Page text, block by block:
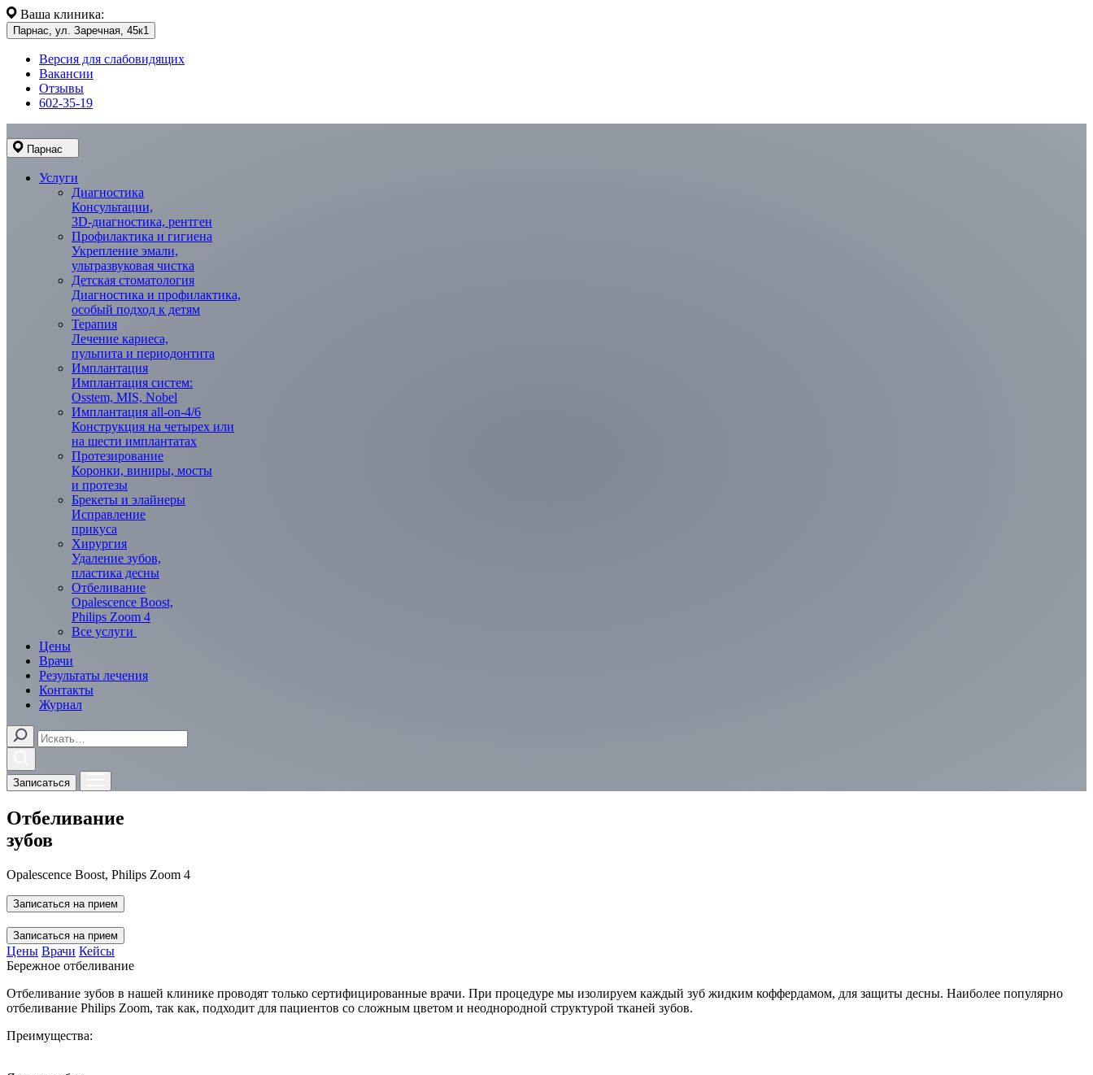
Ваша клиника:
Парнас, ул. Заречная, 45к1
Версия для слабовидящих
Вакансии
Отзывы
602-35-19
Парнас
Услуги
Диагностика
Консультации,
3D-диагностика, рентген
Профилактика и гигиена
Укрепление эмали,
ультразвуковая чистка
Детская стоматология
Диагностика и профилактика,
особый подход к детям
Терапия
Лечение кариеса,
пульпита и периодонтита
Имплантация
Имплантация систем:
Osstem, MIS, Nobel
Имплантация all-on-4/6
Конструкция на четырех или
на шести имплантатах
Протезирование
Коронки, виниры, мосты
и протезы
Брекеты и элaйнеры
Исправление
прикуса
Хирургия
Удаление зубов,
пластика десны
Отбеливание
Opalescence Boost,
Philips Zoom 4
Все услуги
Цены
Врачи
Результаты лечения
Контакты
Журнал
Записаться
Отбеливание
зубов
Opalescence Boost, Philips Zoom 4
Записаться на прием
Записаться на прием
Цены Врачи Кейсы
Бережное отбеливание
Отбеливание зубов в нашей клинике проводят только сертифицированные врачи. При процедуре мы изолируем каждый зуб жидким коффердамом, для защиты десны. Наиболее популярно
отбеливание Philips Zoom, так как, подходит для пациентов со сложным цветом и неоднородной структурой тканей зубов.
Преимущества: